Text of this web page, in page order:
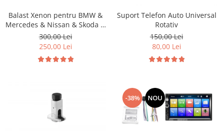
Balast Xenon pentru BMW &
Mercedes & Nissan & Skoda &
Opel
300,00 Lei
250,00 Lei
Suport Telefon Auto Universal
Rotativ
150,00 Lei
80,00 Lei
-38% NOU